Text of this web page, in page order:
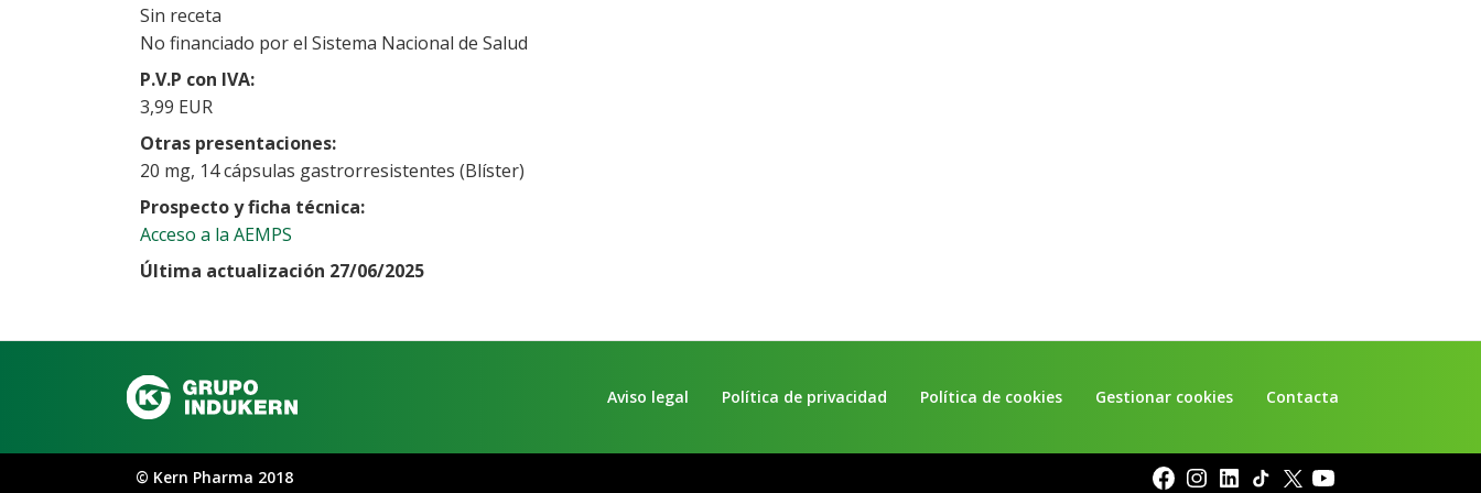
Sin receta
No financiado por el Sistema Nacional de Salud
P.V.P con IVA
3,99 EUR
Otras presentaciones
20 mg, 14 cápsulas gastrorresistentes (Blíster)
Prospecto y ficha técnica
Acceso a la AEMPS
Última actualización 27/06/2025
Aviso legal Política de privacidad Política de cookies Gestionar cookies Contacta
© Kern Pharma 2018